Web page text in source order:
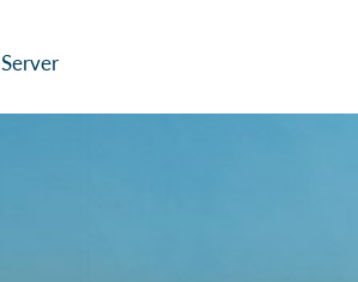
Server